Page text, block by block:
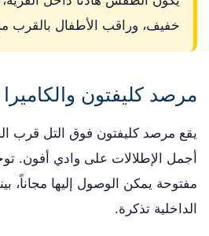
خفيف، وراقب الأطفال بالقرب
مرصد كليفتون
يقع مرصد كليفتون فوق التل قرب
أجمل الإطلالات على وادي أفون.
مفتوحة يمكن الوصول إليها مجاناً،
الداخلية تذكرة.